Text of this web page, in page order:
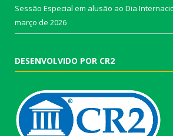
Sessão Especial em alusão ao Dia
março de 2026
DESENVOLVIDO POR CR2